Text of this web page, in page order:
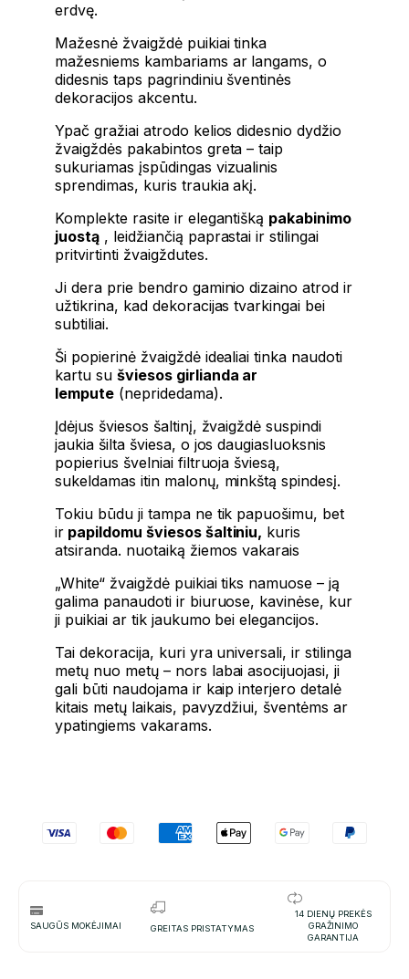
erdvę.
Mažesnė žvaigždė puikiai tinka
mažesniems kambariams ar langams, o
didesnis taps pagrindiniu šventinės
dekoracijos akcentu.
Ypač gražiai atrodo kelios didesnio dydžio
žvaigždės pakabintos greta – taip
sukuriamas įspūdingas vizualinis
sprendimas, kuris traukia akį.
Komplekte rasite ir elegantišką pakabinimo
juostą, leidžiančią paprastai ir stilingai
pritvirtinti žvaigždutes.
Ji dera prie bendro gaminio dizaino atrod ir
užtikrina, kad dekoracijas tvarkingai bei
subtiliai.
Ši popierinė žvaigždė idealiai tinka naudoti
kartu su šviesos girlianda ar
lempute(nepridedama).
Įdėjus šviesos šaltinį, žvaigždė suspindi
jaukia šilta šviesa, o jos daugiasluoksnis
popierius švelniai filtruoja šviesą,
sukeldamas itin malonų, minkštą spindesį.
Tokiu būdu ji tampa ne tik papuošimu, bet
irpapildomu šviesos šaltiniu, kuris
atsiranda. nuotaiką žiemos vakarais
„White“ žvaigždė puikiai tiks namuose – ją
galima panaudoti ir biuruose, kavinėse, kur
ji puikiai ar tik jaukumo bei elegancijos.
Tai dekoracija, kuri yra universali, ir stilinga
metų nuo metų – nors labai asocijuojasi, ji
gali būti naudojama ir kaip interjero detalė
kitais metų laikais, pavyzdžiui, šventėms ar
ypatingiems vakarams.
SAUGŪS MOKĖJIMAI GREITAS PRISTATYMAS
14 DIENŲ PREKĖS
GRAŽINIMO
GARANTIJA